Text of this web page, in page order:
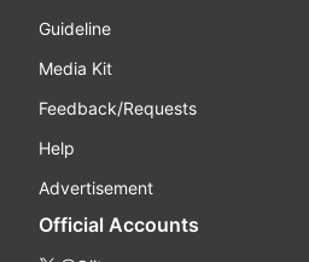
Guideline
Media Kit
Feedback/Requests
Help
Advertisement
Official Accounts